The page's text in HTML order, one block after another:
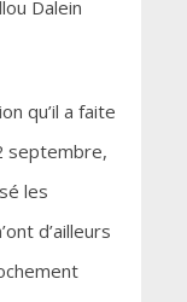
Dalein
qu’il a faite
septembre,
les
d’ailleurs